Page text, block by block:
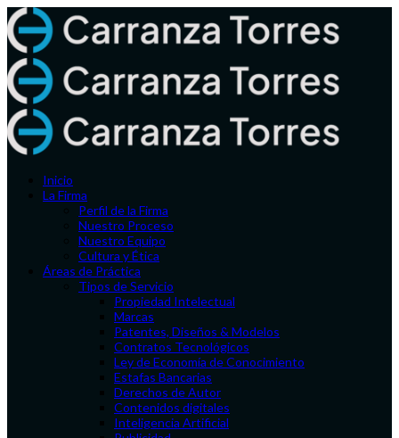
Inicio
La Firma
Perfil de la Firma
Nuestro Proceso
Nuestro Equipo
Cultura y Ética
Áreas de Práctica
Tipos de Servicio
Propiedad Intelectual
Marcas
Patentes, Diseños & Modelos
Contratos Tecnológicos
Ley de Economía de Conocimiento
Estafas Bancarias
Derechos de Autor
Contenidos digitales
Inteligencia Artificial